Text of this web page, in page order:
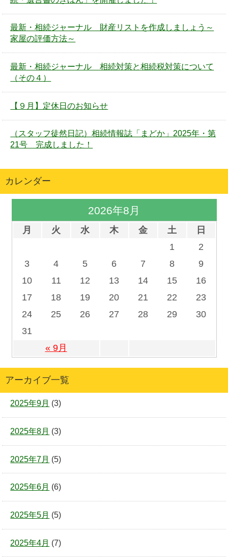
最新・相続ジャーナル 財産リストを作成しましょう～
家屋の評価方法～
最新・相続ジャーナル 相続対策と相続税対策について
（その４）
【９月】定休日のお知らせ
（スタッフ徒然日記）相続情報誌「まどか」2025年・第
21号 完成しました！
カレンダー
2026年8月
月 火 水 木 金 土 日
« 9月
1
2
3
4 5 6 7 8
9
10
11 12 13 14 15
16
17
18 19 20 21 22
23
24
25 26 27 28 29
30
31
アーカイブ一覧
2025年9月 (3)
2025年8月 (3)
2025年7月 (5)
2025年6月 (6)
2025年5月 (5)
2025年4月 (7)